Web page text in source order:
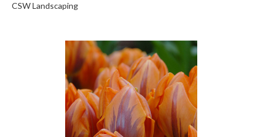
CSW Landscaping
Afbeeldingengalerij overslaan